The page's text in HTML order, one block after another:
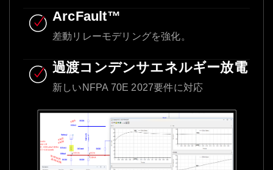
ArcFault™
差動リレーモデリングを強化。
過渡コンデンサエネルギー放電
新しいNFPA 70E 2027要件に対応